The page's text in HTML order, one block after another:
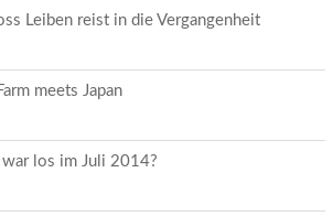
Leiben reist in die Vergangenheit
meets Japan
war los im Juli 2014?